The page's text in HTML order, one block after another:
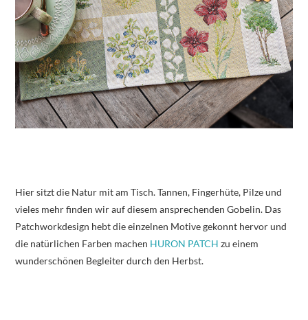
Hier sitzt die Natur mit am Tisch. Tannen, Fingerhüte, Pilze und
vieles mehr finden wir auf diesem ansprechenden Gobelin. Das
Patchworkdesign hebt die einzelnen Motive gekonnt hervor und
die natürlichen Farben machen HURON PATCH zu einem
wunderschönen Begleiter durch den Herbst.